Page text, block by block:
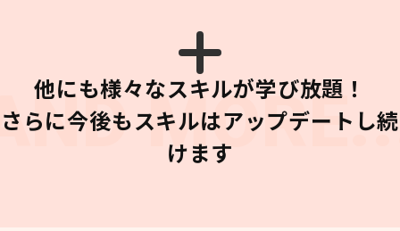
他にも様々なスキルが学び放題！
さらに今後もスキルはアップデートし続
けます